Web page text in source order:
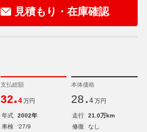
見積もり・在庫確認
支払総額
32.4 万円
本体価格
28. 4 万円
年式 2002年 走行
21.0万km
車検
'27/9 修復
なし